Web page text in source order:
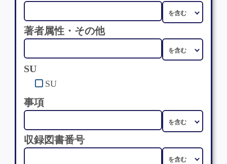
著者属性・その他
SU
SU
事項
収録図書番号